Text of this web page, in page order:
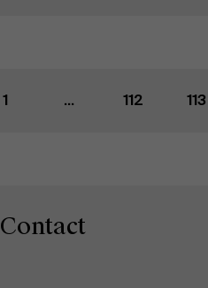
1 ... 112 113
Contact